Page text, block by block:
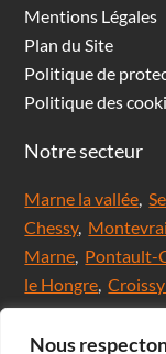
Nous
Mentions Légales
Plan du Site
Politique de
Politique des
Notre secteur
Marne la vallée,
Chessy,
Marne, Pontault-
le Hongre,
Chanteloup en
d'Europe,